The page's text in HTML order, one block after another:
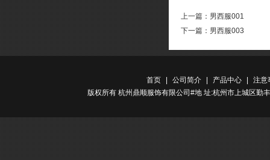
上一篇： 男西服001
下一篇： 男西服003
首页 公司简介 产品中心
注意
版权所有 杭州鼎顺服饰有限公司#地 址:杭州市上城区